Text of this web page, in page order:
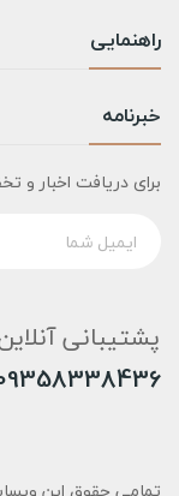
راهنمایی
خبرنامه
برای دریافت اخبار و
پشتیبانی